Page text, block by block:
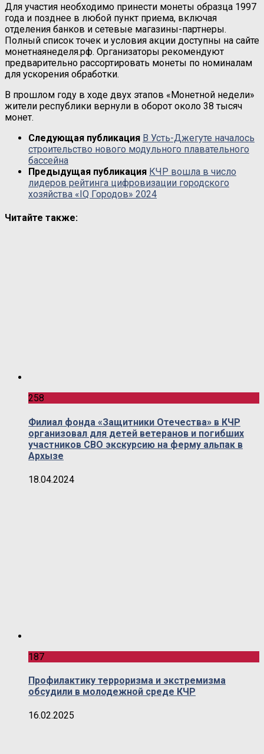
Для участия необходимо принести монеты образца 1997
года и позднее в любой пункт приема, включая
отделения банков и сетевые магазины-партнеры.
Полный список точек и условия акции доступны на сайте
монетнаянеделя.рф. Организаторы рекомендуют
предварительно рассортировать монеты по номиналам
для ускорения обработки.
В прошлом году в ходе двух этапов «Монетной недели»
жители республики вернули в оборот около 38 тысяч
монет.
Следующая публикация В Усть-Джегуте началось
строительство нового модульного плавательного
бассейна
Предыдущая публикация КЧР вошла в число
лидеров рейтинга цифровизации городского
хозяйства «IQ Городов» 2024
Читайте также:
258
Филиал фонда «Защитники Отечества» в КЧР
организовал для детей ветеранов и погибших
участников СВО экскурсию на ферму альпак в
Архызе
18.04.2024
187
Профилактику терроризма и экстремизма
обсудили в молодежной среде КЧР
16.02.2025